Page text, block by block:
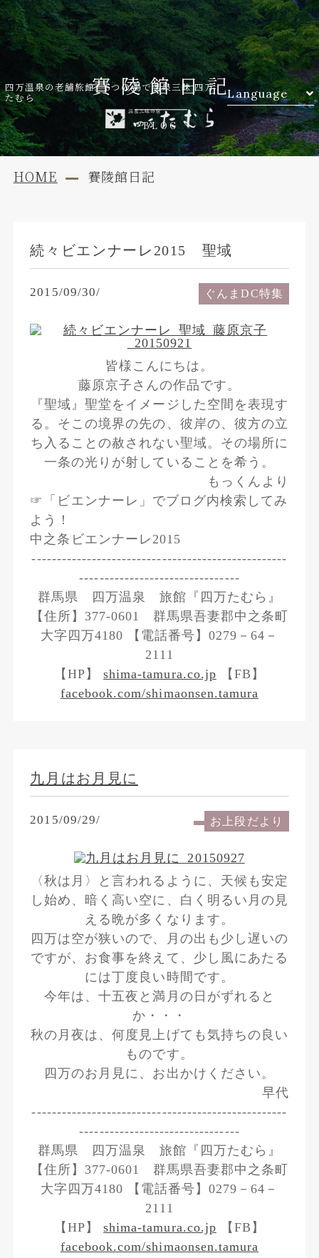
四万温泉の老舗旅館。6つの湯で温泉三昧 四万
たむら
Language
賽陵館日記
BLOG
HOME 賽陵館日記
続々ビエンナーレ2015 聖域
2015/09/30/ ぐんまDC特集
皆様こんにちは。
藤原京子さんの作品です。
『聖域』聖堂をイメージした空間を表現す
る。そこの境界の先の、彼岸の、彼方の立
ち入ることの赦されない聖域。その場所に
一条の光りが射していることを希う。
もっくんより
☞「ビエンナーレ」でブログ内検索してみ
よう！
中之条ビエンナーレ2015
---------------------------------------------------
--------------------------------
群馬県 四万温泉 旅館『四万たむら』
【住所】377-0601 群馬県吾妻郡中之条町
大字四万4180 【電話番号】0279－64－
2111
【HP】shima-tamura.co.jp 【FB】
facebook.com/shimaonsen.tamura
九月はお月見に
2015/09/29/ お上段だより
〈秋は月〉と言われるように、天候も安定
し始め、暗く高い空に、白く明るい月の見
える晩が多くなります。
四万は空が狭いので、月の出も少し遅いの
ですが、お食事を終えて、少し風にあたる
には丁度良い時間です。
今年は、十五夜と満月の日がずれると
か・・・
秋の月夜は、何度見上げても気持ちの良い
ものです。
四万のお月見に、お出かけください。
早代
---------------------------------------------------
--------------------------------
群馬県 四万温泉 旅館『四万たむら』
【住所】377-0601 群馬県吾妻郡中之条町
大字四万4180 【電話番号】0279－64－
2111
【HP】shima-tamura.co.jp 【FB】
facebook.com/shimaonsen.tamura